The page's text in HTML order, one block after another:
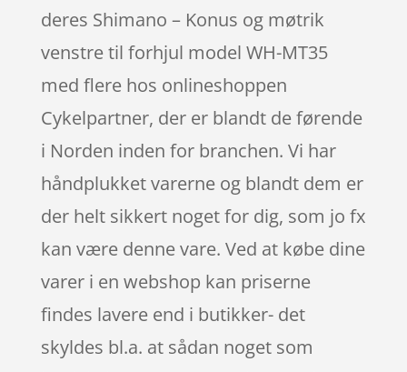
deres Shimano – Konus og møtrik
venstre til forhjul model WH-MT35
med flere hos onlineshoppen
Cykelpartner, der er blandt de førende
i Norden inden for branchen. Vi har
håndplukket varerne og blandt dem er
der helt sikkert noget for dig, som jo fx
kan være denne vare. Ved at købe dine
varer i en webshop kan priserne
findes lavere end i butikker- det
skyldes bl.a. at sådan noget som